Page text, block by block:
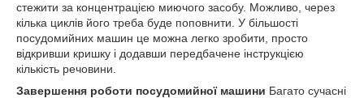
стежити за концентрацією миючого засобу. Можливо, через
кілька циклів його треба буде поповнити. У більшості
посудомийних машин це можна легко зробити, просто
відкривши кришку і додавши передбачене інструкцією
кількість речовини.
Завершення роботи посудомийної машини Багато сучасні